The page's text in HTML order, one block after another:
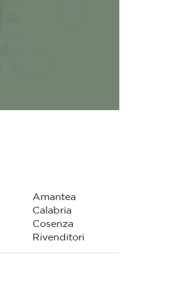
Amantea
Calabria
Cosenza
Rivenditori